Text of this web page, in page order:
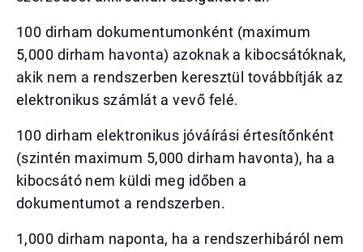
100 dirham dokumentumonként (maximum
5,000 dirham havonta) azoknak a kibocsátóknak,
akik nem a rendszerben keresztül továbbítják az
elektronikus számlát a vevő felé.
100 dirham elektronikus jóváírási értesítőnként
(szintén maximum 5,000 dirham havonta), ha a
kibocsátó nem küldi meg időben a
dokumentumot a rendszerben.
1,000 dirham naponta, ha a rendszerhibáról nem